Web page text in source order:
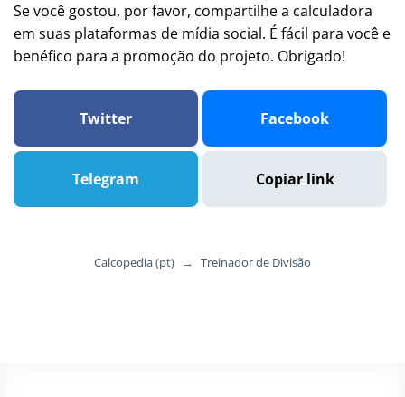
Se você gostou, por favor, compartilhe a calculadora
em suas plataformas de mídia social. É fácil para você e
benéfico para a promoção do projeto. Obrigado!
Twitter Facebook
Telegram Copiar link
Calcopedia (pt) → Treinador de Divisão